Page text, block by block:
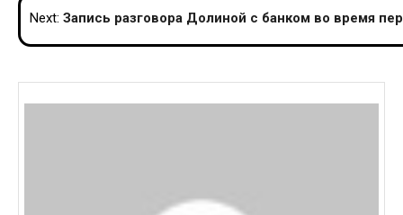
Next: Запись разговора Долиной с банком во время